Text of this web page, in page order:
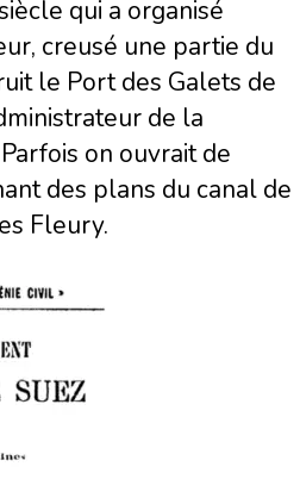
qui a organisé
creusé une partie du
le Port des Galets de
de la
on ouvrait de
des plans du canal de
Fleury.